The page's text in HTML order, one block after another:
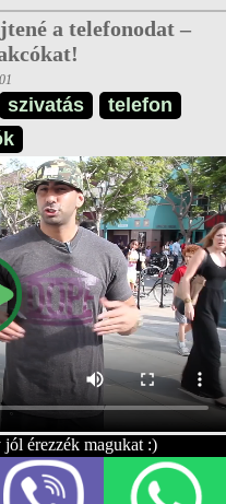
a telefonodat –
szivatás
telefon
érezzék magukat :)